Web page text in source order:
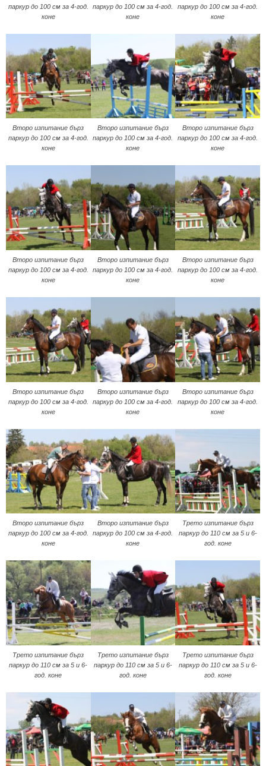
паркур до 100 см за 4-год.
коне
паркур до 100 см за 4-год.
коне
паркур до 100 см за 4-год.
коне
Второ изпитание бърз
паркур до 100 см за 4-год.
коне
Второ изпитание бърз
паркур до 100 см за 4-год.
коне
Второ изпитание бърз
паркур до 100 см за 4-год.
коне
Второ изпитание бърз
паркур до 100 см за 4-год.
коне
Второ изпитание бърз
паркур до 100 см за 4-год.
коне
Второ изпитание бърз
паркур до 100 см за 4-год.
коне
Второ изпитание бърз
паркур до 100 см за 4-год.
коне
Второ изпитание бърз
паркур до 100 см за 4-год.
коне
Второ изпитание бърз
паркур до 100 см за 4-год.
коне
Второ изпитание бърз
паркур до 100 см за 4-год.
коне
Второ изпитание бърз
паркур до 100 см за 4-год.
коне
Трето изпитание бърз
паркур до 110 см за 5 и 6-
год. коне
Трето изпитание бърз
паркур до 110 см за 5 и 6-
год. коне
Трето изпитание бърз
паркур до 110 см за 5 и 6-
год. коне
Трето изпитание бърз
паркур до 110 см за 5 и 6-
год. коне